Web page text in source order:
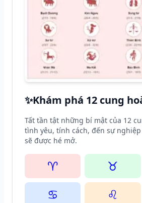
✨Khám phá 12 cung
Tất tần tật những bí mật của 12
tình yêu, tính cách, đến sự
sẽ được hé mở.
♈ ♉
♋
♌